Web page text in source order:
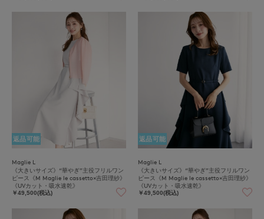
返品可能
Maglie L
《大きいサイズ》“華やぎ”主役フリルワン
ピース《M Maglie le cassetto×吉田理紗》
《UVカット・吸水速乾》
￥49,500(税込)
返品可能
Maglie L
《大きいサイズ》“華やぎ”主役フリルワン
ピース《M Maglie le cassetto×吉田理紗》
《UVカット・吸水速乾》
￥49,500(税込)